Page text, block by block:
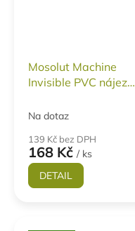
Mosolut Machine
Invisible PVC nájezd
Na dotaz
139 Kč bez DPH
168 Kč / ks
DETAIL